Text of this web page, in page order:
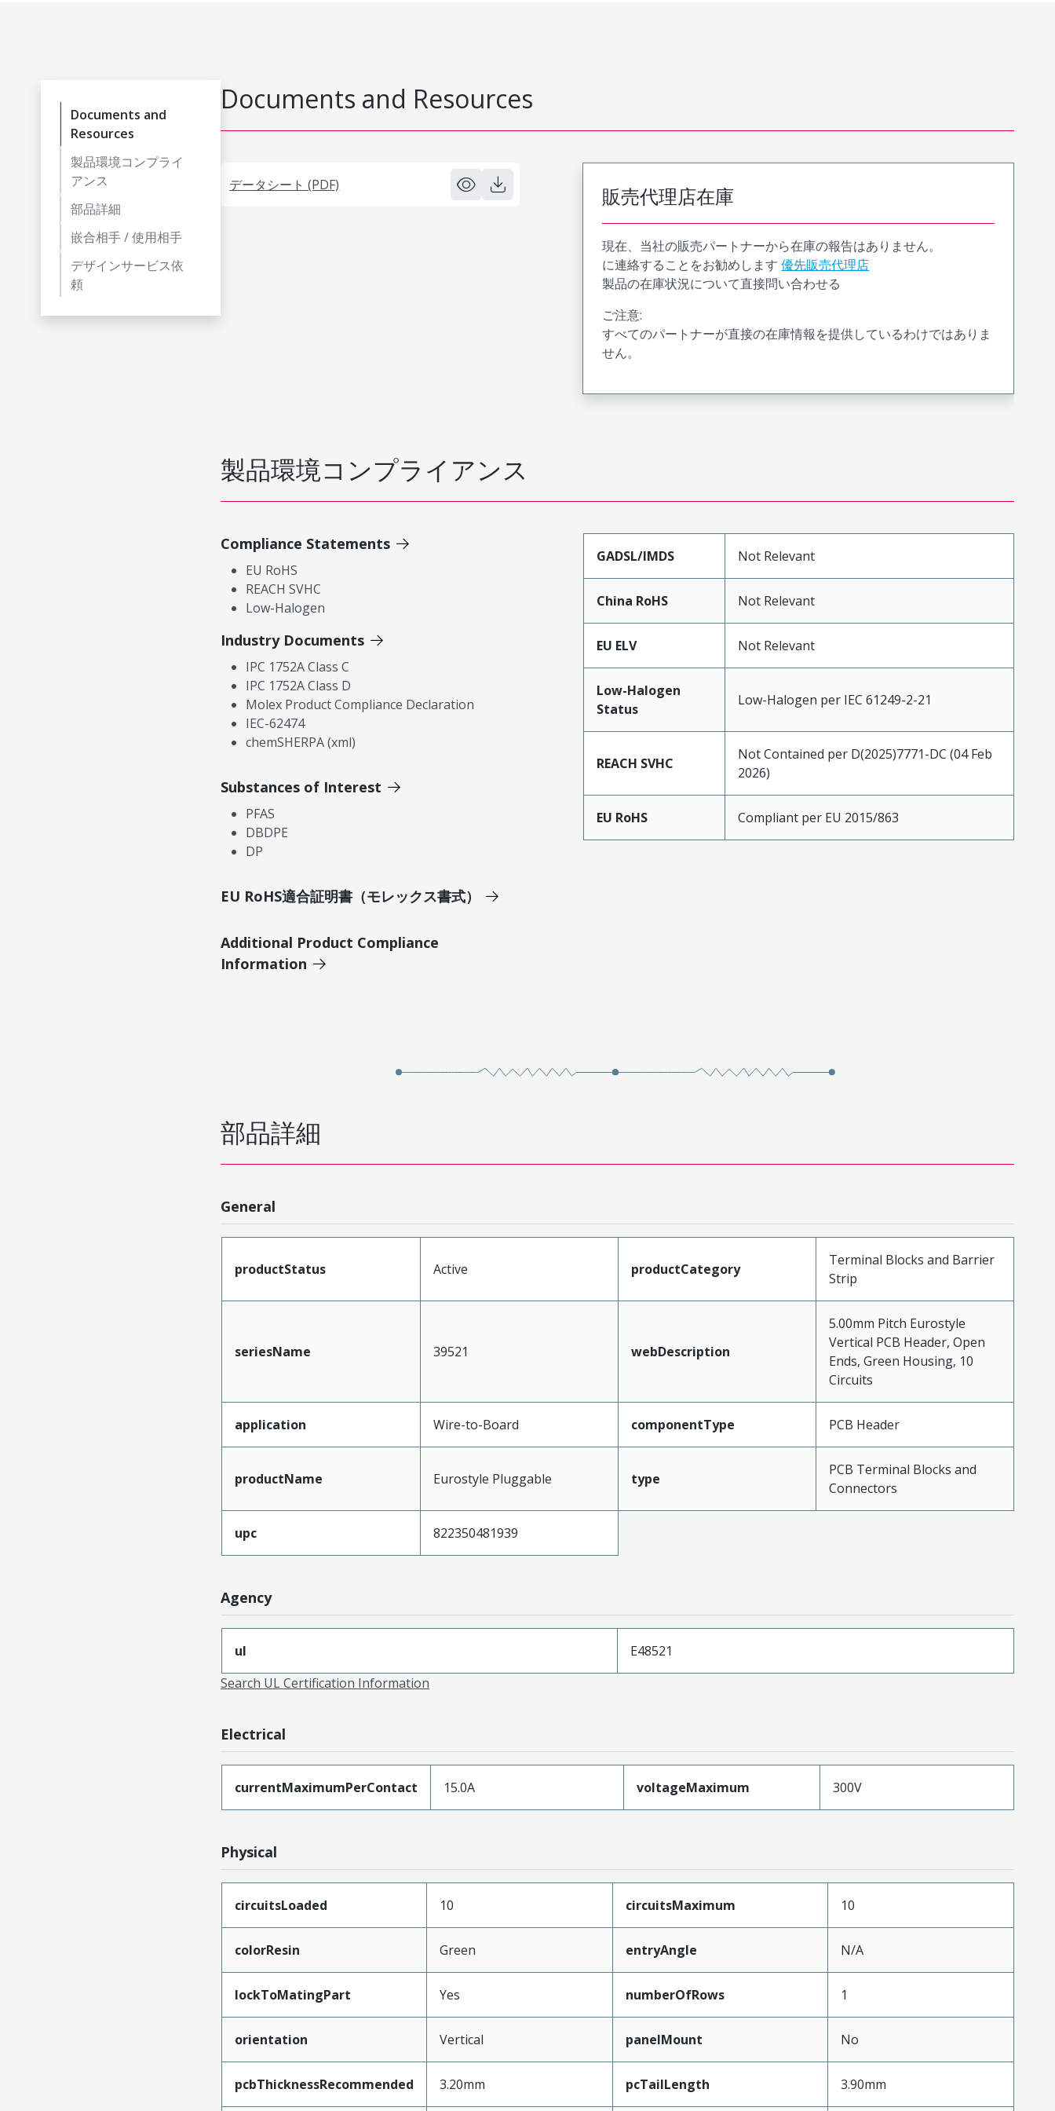
Documents and
Resources
製品環境コンプライ
アンス
部品詳細
嵌合相手 / 使用相手
デザインサービス依
頼
Documents and Resources
データシート (PDF) 販売代理店在庫
現在、当社の販売パートナーから在庫の報告はありません。
に連絡することをお勧めします 優先販売代理店
製品の在庫状況について直接問い合わせる
ご注意:
すべてのパートナーが直接の在庫情報を提供しているわけではありま
せん。
製品環境コンプライアンス
Compliance Statements
EU RoHS
REACH SVHC
Low-Halogen
Industry Documents
IPC 1752A Class C
IPC 1752A Class D
Molex Product Compliance Declaration
IEC-62474
chemSHERPA (xml)
Substances of Interest
PFAS
DBDPE
DP
EU RoHS適合証明書（モレックス書式）
Additional Product Compliance
Information
GADSL/IMDS Not Relevant
China RoHS Not Relevant
EU ELV Not Relevant
Low-Halogen
Status
Low-Halogen per IEC 61249-2-21
REACH SVHC
Not Contained per D(2025)7771-DC (04 Feb
2026)
EU RoHS Compliant per EU 2015/863
部品詳細
General
productStatus Active productCategory
Terminal Blocks and Barrier
Strip
seriesName 39521 webDescription
5.00mm Pitch Eurostyle
Vertical PCB Header, Open
Ends, Green Housing, 10
Circuits
application Wire-to-Board componentType PCB Header
productName Eurostyle Pluggable type
PCB Terminal Blocks and
Connectors
upc 822350481939
Agency
ul
E48521
Search UL Certification Information
Electrical
currentMaximumPerContact 15.0A voltageMaximum 300V
Physical
circuitsLoaded 10 circuitsMaximum 10
colorResin Green entryAngle N/A
lockToMatingPart Yes numberOfRows 1
orientation Vertical panelMount No
pcbThicknessRecommended 3.20mm pcTailLength 3.90mm